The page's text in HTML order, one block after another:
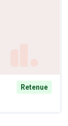
Retenue